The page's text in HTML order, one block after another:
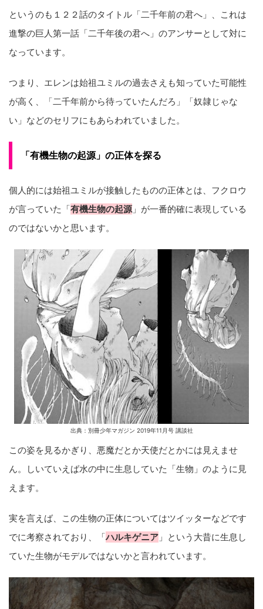
というのも１２２話のタイトル「二千年前の君へ」、これは
進撃の巨人第一話「二千年後の君へ」のアンサーとして対に
なっています。
つまり、エレンは始祖ユミルの過去さえも知っていた可能性
が高く、「二千年前から待っていたんだろ」「奴隷じゃな
い」などのセリフにもあらわれていました。
「有機生物の起源」の正体を探る
個人的には始祖ユミルが接触したものの正体とは、フクロウ
が言っていた「有機生物の起源 」が一番的確に表現している
のではないかと思います。
出典：別冊少年マガジン 2019年11月号 講談社
この姿を見るかぎり、悪魔だとか天使だとかには見えませ
ん。しいていえば水の中に生息していた「生物」のように見
えます。
実を言えば、この生物の正体についてはツイッターなどです
でに考察されており、「ハルキゲニア 」という大昔に生息し
ていた生物がモデルではないかと言われています。